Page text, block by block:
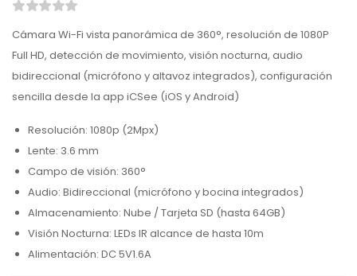
Cámara Wi-Fi vista panorámica de 360°, resolución de 1080P
Full HD, detección de movimiento, visión nocturna, audio
bidireccional (micrófono y altavoz integrados), configuración
sencilla desde la app iCSee (iOS y Android)
Resolución: 1080p (2Mpx)
Lente: 3.6 mm
Campo de visión: 360°
Audio: Bidireccional (micrófono y bocina integrados)
Almacenamiento: Nube / Tarjeta SD (hasta 64GB)
Visión Nocturna: LEDs IR alcance de hasta 10m
Alimentación: DC 5V1.6A